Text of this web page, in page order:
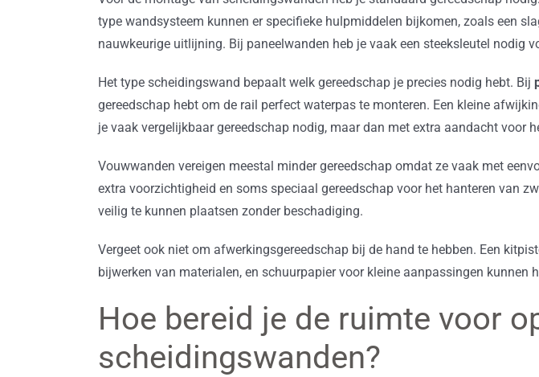
type wandsysteem kunnen er specifieke hulpmiddelen bijkomen, zoals een
nauwkeurige uitlijning. Bij paneelwanden heb je vaak een steeksleutel nodig
Het type scheidingswand bepaalt welk gereedschap je precies nodig hebt. Bij
gereedschap hebt om de rail perfect waterpas te monteren. Een kleine
je vaak vergelijkbaar gereedschap nodig, maar dan met extra aandacht voor
Vouwwanden vereigen meestal minder gereedschap omdat ze vaak met
extra voorzichtigheid en soms speciaal gereedschap voor het hanteren van
veilig te kunnen plaatsen zonder beschadiging.
Vergeet ook niet om afwerkingsgereedschap bij de hand te hebben. Een
bijwerken van materialen, en schuurpapier voor kleine aanpassingen
Hoe bereid je de ruimte voor
scheidingswanden?